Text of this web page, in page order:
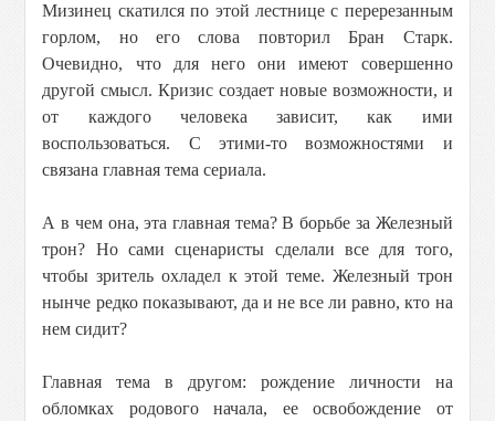
Мизинец скатился по этой лестнице с перерезанным
горлом, но его слова повторил Бран Старк.
Очевидно, что для него они имеют совершенно
другой смысл. Кризис создает новые возможности, и
от каждого человека зависит, как ими
воспользоваться. С этими-то возможностями и
связана главная тема сериала.
А в чем она, эта главная тема? В борьбе за Железный
трон? Но сами сценаристы сделали все для того,
чтобы зритель охладел к этой теме. Железный трон
нынче редко показывают, да и не все ли равно, кто на
нем сидит?
Главная тема в другом: рождение личности на
обломках родового начала, ее освобождение от